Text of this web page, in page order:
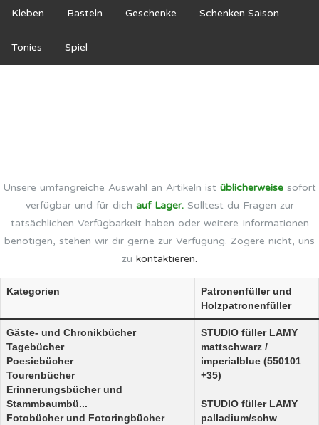
Kleben Basteln Geschenke Schenken Saison
Tonies Spiel
Unsere umfangreiche Auswahl an Artikeln ist üblicherweise sofort
verfügbar und für dich auf Lager.Solltest du Fragen zur
tatsächlichen Verfügbarkeit haben oder weitere Informationen
benötigen, stehen wir dir gerne zur Verfügung. Zögere nicht, uns
zu kontaktieren.
Kategorien
Patronenfüller und
Holzpatronenfüller
Gäste- und Chronikbücher
Tagebücher
Poesiebücher
Tourenbücher
Erinnerungsbücher und
Stammbaumbü...
Fotobücher und Fotoringbücher
STUDIO füller LAMY
mattschwarz /
imperialblue (550101
+35)
STUDIO füller LAMY
palladium/schw